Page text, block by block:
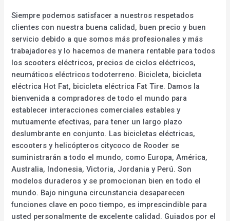
Siempre podemos satisfacer a nuestros respetados
clientes con nuestra buena calidad, buen precio y buen
servicio debido a que somos más profesionales y más
trabajadores y lo hacemos de manera rentable para todos
los scooters eléctricos, precios de ciclos eléctricos,
neumáticos eléctricos todoterreno. Bicicleta, bicicleta
eléctrica Hot Fat, bicicleta eléctrica Fat Tire. Damos la
bienvenida a compradores de todo el mundo para
establecer interacciones comerciales estables y
mutuamente efectivas, para tener un largo plazo
deslumbrante en conjunto. Las bicicletas eléctricas,
escooters y helicópteros citycoco de Rooder se
suministrarán a todo el mundo, como Europa, América,
Australia, Indonesia, Victoria, Jordania y Perú. Son
modelos duraderos y se promocionan bien en todo el
mundo. Bajo ninguna circunstancia desaparecen
funciones clave en poco tiempo, es imprescindible para
usted personalmente de excelente calidad. Guiados por el